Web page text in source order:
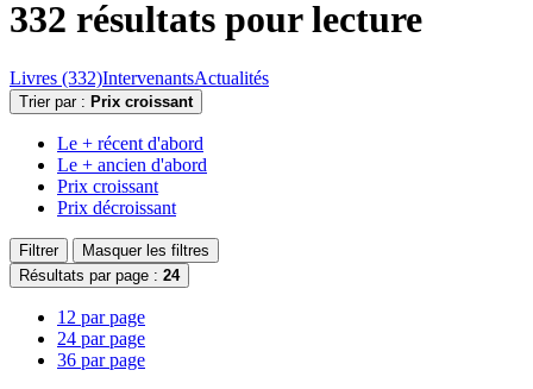
332 résultats pourlecture
Livres (332)IntervenantsActualités
Trier par : Prix croissant
Le + récent d'abord
Le + ancien d'abord
Prix croissant
Prix décroissant
Filtrer
Masquer les filtres
Résultats par page : 24
12 par page
24 par page
36 par page